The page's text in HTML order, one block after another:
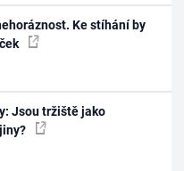
Ke stíhání by
Jsou tržiště jako